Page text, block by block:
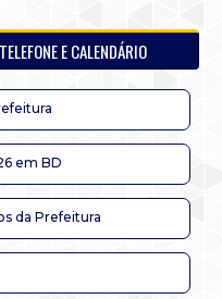
E CALENDÁRIO
em BD
da Prefeitura